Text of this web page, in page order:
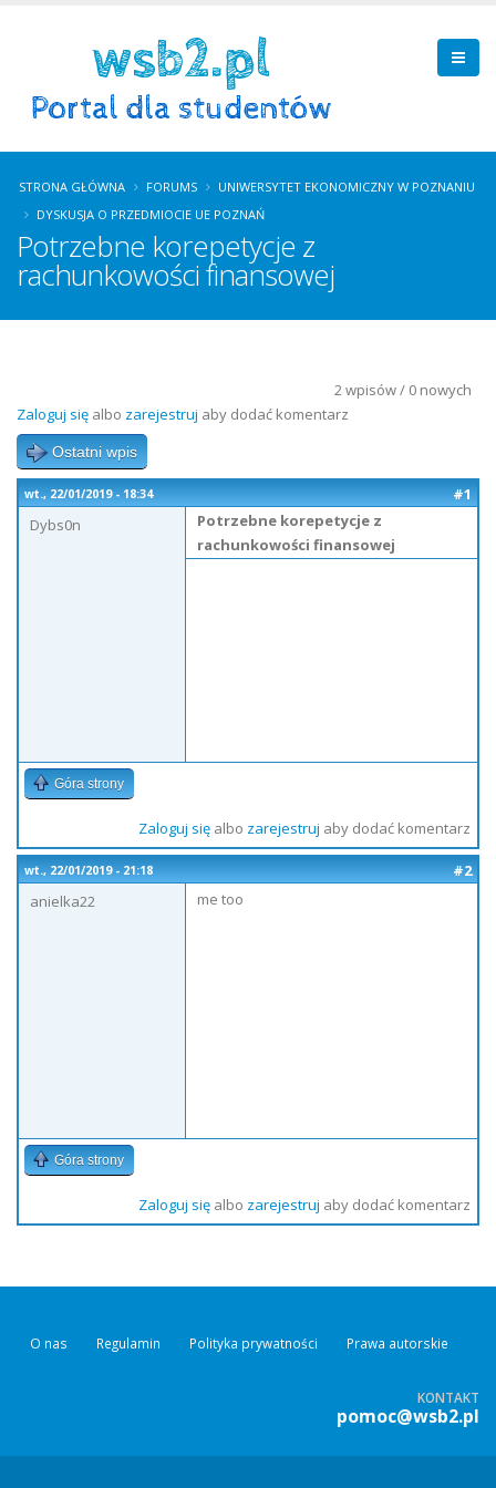
STRONA GŁÓWNA FORUMS
UNIWERSYTET EKONOMICZNY W POZNANIU
DYSKUSJA O PRZEDMIOCIE UE POZNAŃ
Potrzebne korepetycje z
rachunkowości finansowej
2 wpisów / 0 nowych
Zaloguj się albo zarejestruj aby dodać komentarz
Ostatni wpis
wt., 22/01/2019 - 18:34
#1
Dybs0n
Potrzebne korepetycje z
rachunkowości finansowej
Góra strony
Zaloguj sięalbo zarejestruj aby dodać komentarz
wt., 22/01/2019 - 21:18
#2
anielka22
me too
Góra strony
Zaloguj sięalbo zarejestruj aby dodać komentarz
O nas Regulamin Polityka prywatności Prawa autorskie
KONTAKT
pomoc@wsb2.pl